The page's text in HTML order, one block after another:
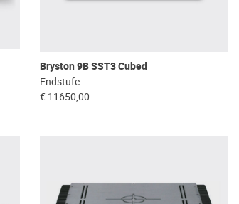
Bryston 9B SST3 Cubed
Endstufe
€ 11650,00